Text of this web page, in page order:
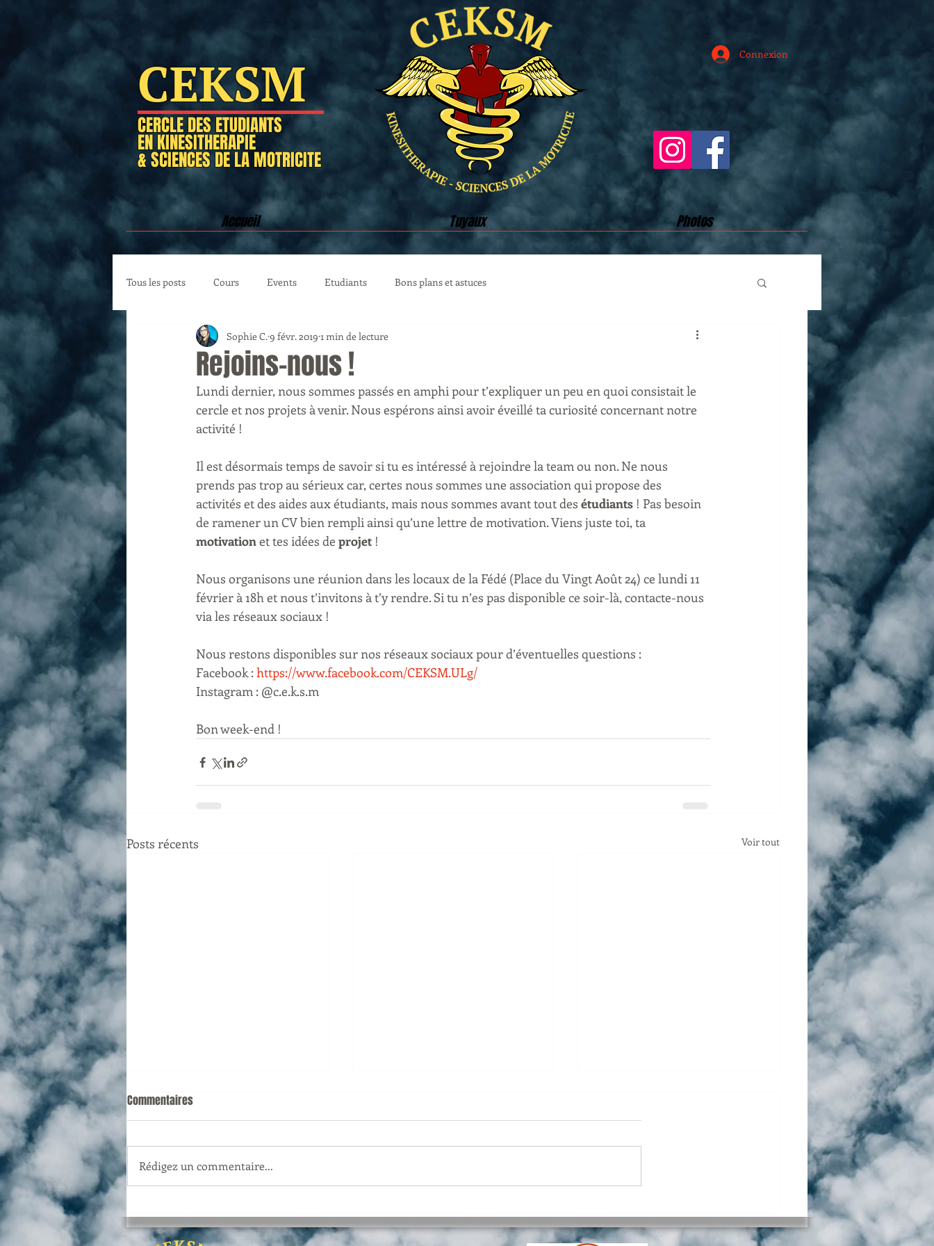
CEKSM
CERCLE DES ETUDIANTS
EN KINESITHERAPIE
& SCIENCES DE LA MOTRICITE
Connexion
Accueil Tuyaux Photos
Tous les posts Cours Events Etudiants Bons plans et astuces
Rejoins-nous !
Sophie C.9 févr. 2019 1 min de lecture
Lundi dernier, nous sommes passés en amphi pour t’expliquer un peu en quoi consistait le
cercle et nos projets à venir. Nous espérons ainsi avoir éveillé ta curiosité concernant notre
activité !
Il est désormais temps de savoir si tu es intéressé à rejoindre la team ou non. Ne nous
prends pas trop au sérieux car, certes nous sommes une association qui propose des
activités et des aides aux étudiants, mais nous sommes avant tout des étudiants ! Pas besoin
de ramener un CV bien rempli ainsi qu’une lettre de motivation. Viens juste toi, ta
motivation et tes idées de projet !
Nous organisons une réunion dans les locaux de la Fédé (Place du Vingt Août 24) ce lundi 11
février à 18h et nous t’invitons à t’y rendre. Si tu n’es pas disponible ce soir-là, contacte-nous
via les réseaux sociaux !
Nous restons disponibles sur nos réseaux sociaux pour d’éventuelles questions :
Facebook : https://www.facebook.com/CEKSM.ULg/
Instagram : @c.e.k.s.m
Bon week-end !
Posts récents Voir tout
imprimer son TFE
d'anatomie 3D
Commentaires
Rédigez un commentaire...